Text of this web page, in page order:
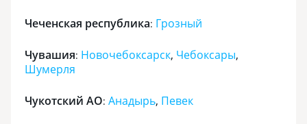
Чеченская республика: Грозный
Чувашия: Новочебоксарск, Чебоксары,
Шумерля
Чукотский АО: Анадырь, Певек